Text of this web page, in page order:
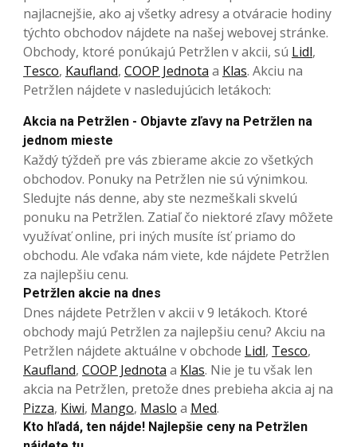
najlacnejšie, ako aj všetky adresy a otváracie hodiny
týchto obchodov nájdete na našej webovej stránke.
Obchody, ktoré ponúkajú Petržlen v akcii, sú Lidl,
Tesco, Kaufland, COOP Jednota a Klas. Akciu na
Petržlen nájdete v nasledujúcich letákoch:
Akcia na Petržlen - Objavte zľavy na Petržlen na
jednom mieste
Každý týždeň pre vás zbierame akcie zo všetkých
obchodov. Ponuky na Petržlen nie sú výnimkou.
Sledujte nás denne, aby ste nezmeškali skvelú
ponuku na Petržlen. Zatiaľ čo niektoré zľavy môžete
využívať online, pri iných musíte ísť priamo do
obchodu. Ale vďaka nám viete, kde nájdete Petržlen
za najlepšiu cenu.
Petržlen akcie na dnes
Dnes nájdete Petržlen v akcii v 9 letákoch. Ktoré
obchody majú Petržlen za najlepšiu cenu? Akciu na
Petržlen nájdete aktuálne v obchode Lidl, Tesco,
Kaufland, COOP Jednota a Klas. Nie je tu však len
akcia na Petržlen, pretože dnes prebieha akcia aj na
Pizza, Kiwi, Mango, Maslo a Med.
Kto hľadá, ten nájde! Najlepšie ceny na Petržlen